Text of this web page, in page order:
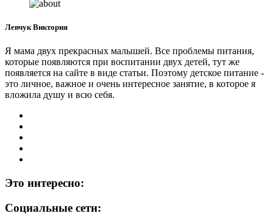
Левчук Виктория
Я мама двух прекрасных малышей. Все проблемы питания,
которые появляются при воспитании двух детей, тут же
появляется на сайте в виде статьи. Поэтому детское питание -
это личное, важное и очень интересное занятие, в которое я
вложила душу и всю себя.
Это интересно:
Социальные сети: